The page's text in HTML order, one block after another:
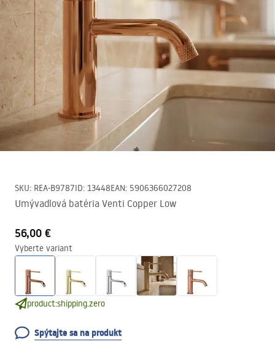
SKU: REA-B9787ID: 13448EAN: 5906366027208
Umývadlová batéria Venti Copper Low
56,00 €
Vyberte variant
product:shipping.zero
Spýtajte sa na produkt